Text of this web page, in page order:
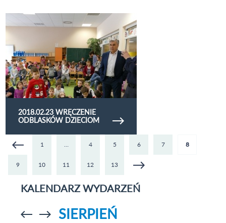
2018.02.23 WRĘCZENIE
ODBLASKÓW DZIECIOM
Obejrzyj galerię zdjęć 2018.02.23 wręczenie
odblasków dzieciom
1 4 5 6 7 8
9 10 11 12 13
KALENDARZ WYDARZEŃ
Przejdź doPrzejdź do
SIERPIEŃ